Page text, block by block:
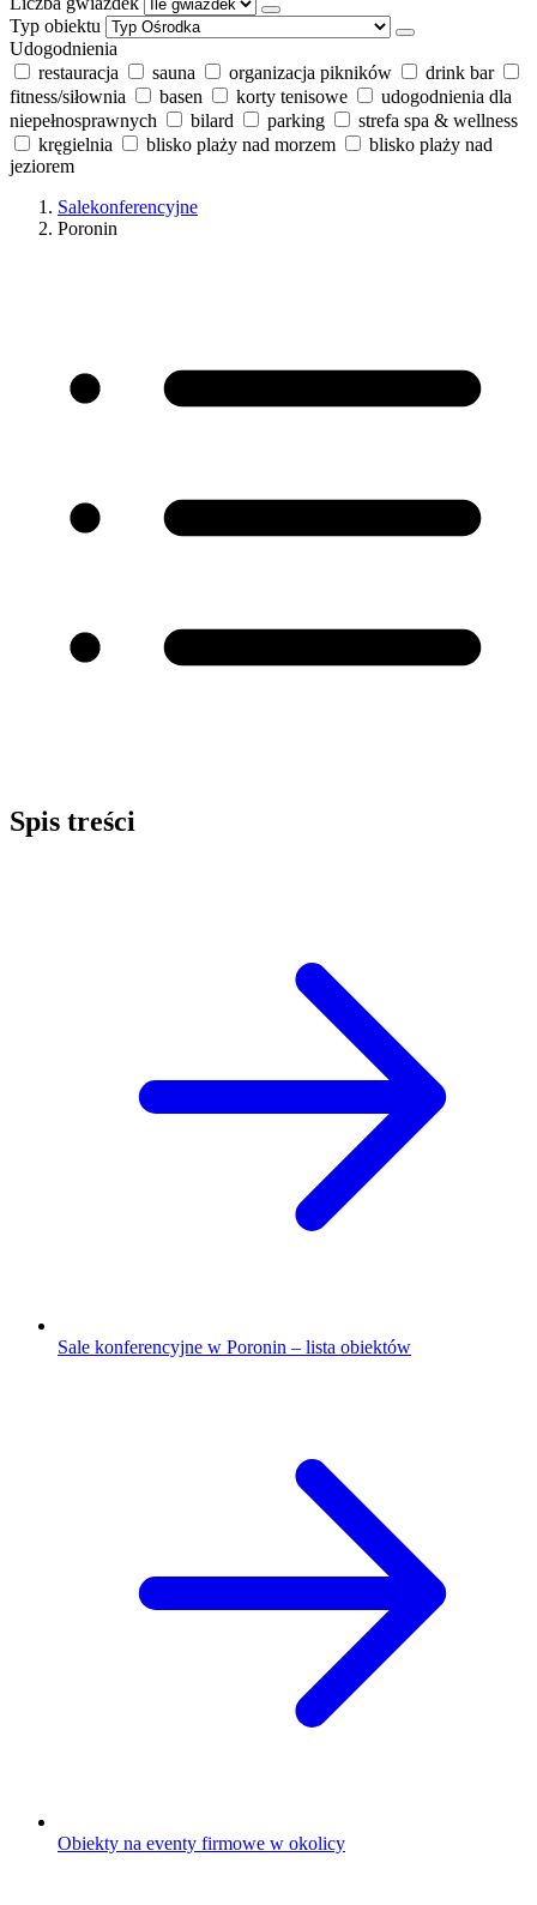
Typ obiektu
Udogodnienia
restauracja
sauna organizacja pikników
drink bar
fitness/siłownia
basen korty tenisowe
udogodnienia dla
niepełnosprawnych
bilard parking
strefa spa & wellness
kręgielnia
blisko plaży nad morzem
blisko plaży nad
jeziorem
Salekonferencyjne
Poronin
Spis treści
Sale konferencyjne w Poronin – lista obiektów
Obiekty na eventy firmowe w okolicy